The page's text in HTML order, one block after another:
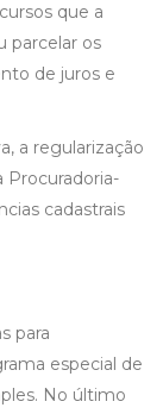
que a
parcelar os
de juros e
a regularização
Procuradoria-
cadastrais
para
especial de
No último